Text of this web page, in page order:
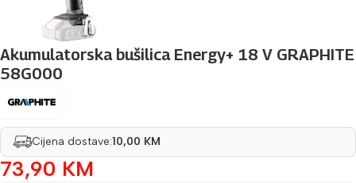
Akumulatorska bušilica Energy+ 18 V GRAPHITE
58G000
Cijena dostave:10,00 KM
73,90 KM